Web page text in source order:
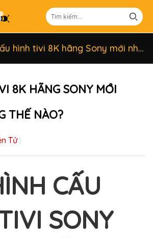
hình tivi 8K hãng Sony mới nhất khủng thế nào?
8K HÃNG SONY MỚI
THẾ NÀO?
Tử
CẤU
SONY